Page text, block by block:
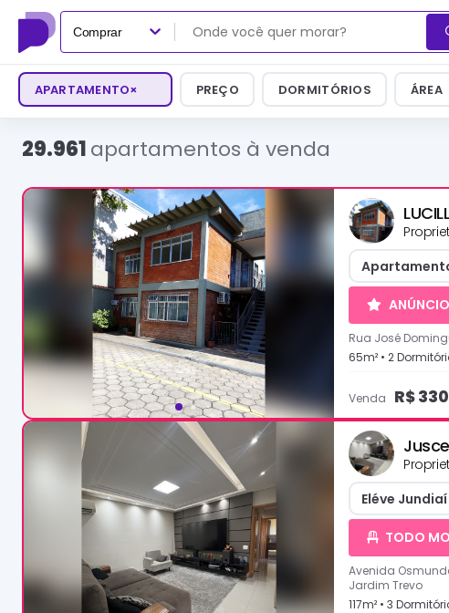
Comprar
APARTAMENTO× PREÇO DORMITÓRIOS ÁREA
29.961apartamentos à venda
Rua José
65m² • 2
Venda R$
Eléve
TODO
Avenida
Jardim Trevo
117m² • 3